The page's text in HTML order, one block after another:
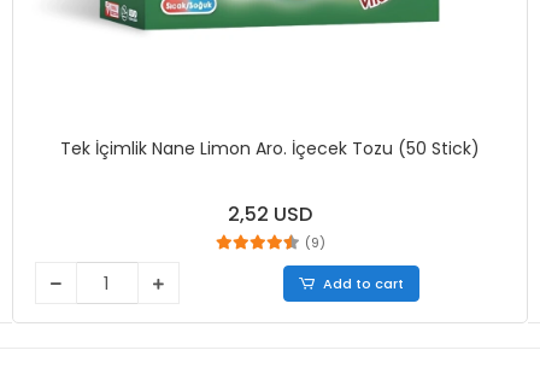
Tek İçimlik Nane Limon Aro. İçecek Tozu (50 Stick)
2,52 USD
(9)
Add to cart